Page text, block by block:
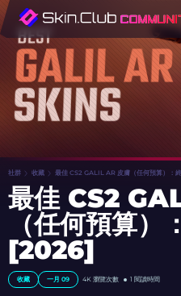
社群 收藏 最佳 CS2 GALIL AR 皮膚（任何預算）：
最佳 CS2
（任何預算）
[2026]
收藏 一月 09 4K 瀏覽次數 1 閱讀時間